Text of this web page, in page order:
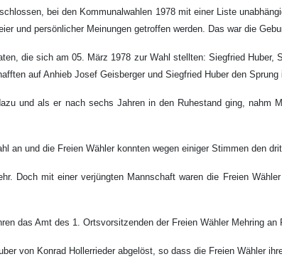
bei den Kommunalwahlen 1978 mit einer Liste
und persönlicher Meinungen getroffen werden. Das war die
die sich am 05. März 1978 zur Wahl stellten: Siegfried
auf Anhieb Josef Geisberger und Siegfried Huber den
und als er nach sechs Jahren in den Ruhestand ging,
an und die Freien Wähler konnten wegen einiger Stimmen den
Doch mit einer verjüngten Mannschaft waren die Freien
das Amt des 1. Ortsvorsitzenden der Freien Wähler Mehring an
von Konrad Hollerrieder abgelöst, so dass die Freien Wähler